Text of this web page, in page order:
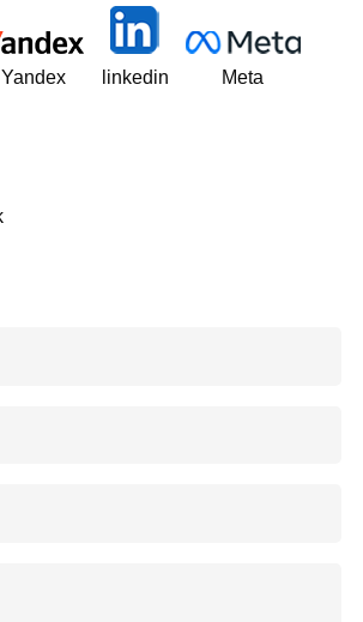
Yandex linkedin Meta